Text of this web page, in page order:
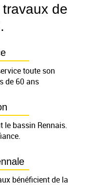
de
toute son
de 60 ans
le bassin Rennais.
bénéficient de la